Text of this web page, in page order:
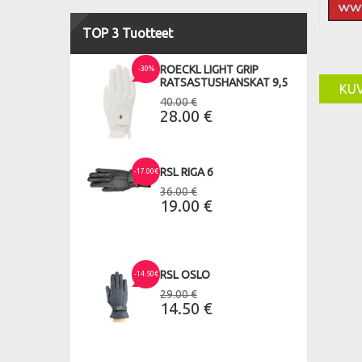
TOP 3 Tuotteet
-30%
ROECKL LIGHT GRIP
RATSASTUSHANSKAT 9,5
40.00 €
28.00 €
-17.00€ RSL RIGA 6
36.00 €
19.00 €
-14.50€ RSL OSLO
29.00 €
14.50 €